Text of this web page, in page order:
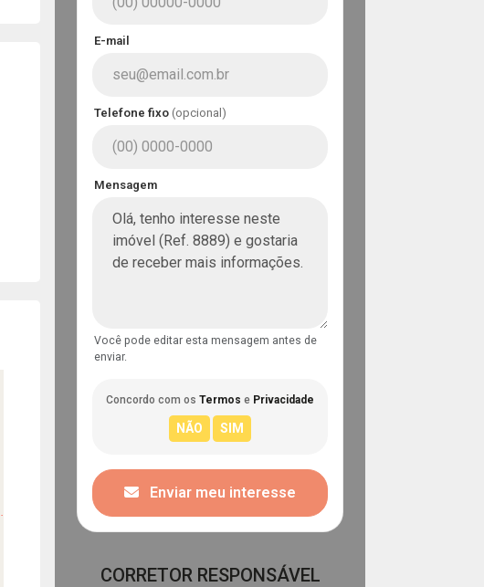
E-mail
Telefone fixo (opcional)
Mensagem
Você pode editar esta mensagem antes de
enviar.
Concordo com os Termos e Privacidade
Enviar meu interesse
CORRETOR RESPONSÁVEL